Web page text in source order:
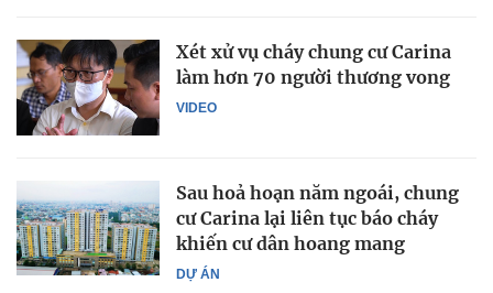
VIDEO
Xét xử vụ cháy chung cư Carina
làm hơn 70 người thương vong
DỰ ÁN
Sau hoả hoạn năm ngoái, chung
cư Carina lại liên tục báo cháy
khiến cư dân hoang mang